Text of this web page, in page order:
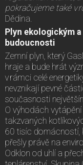
pokračujeme také v
Dědina.
Plyn ekologickým
budoucnosti
Zemní plyn, který
hraje a bude hrát
v rámci celé
nevznikají pevné
současnosti
O výhodách
takzvaných
60 tisíc domácností,
přešly právě na
Odklon od uhlí a